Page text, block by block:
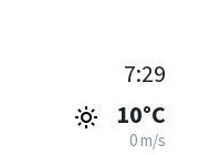
7:29
10°C
0 m/s